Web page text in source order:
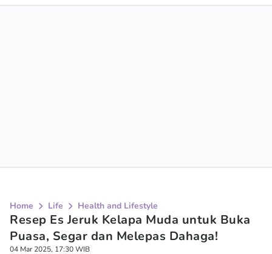
Home Life Health and Lifestyle
Resep Es Jeruk Kelapa Muda untuk Buka
Puasa, Segar dan Melepas Dahaga!
04 Mar 2025, 17:30 WIB